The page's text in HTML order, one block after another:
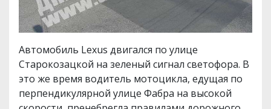
Автомобиль Lexus двигался по улице
Старокозацкой на зеленый сигнал светофора. В
это же время водитель мотоцикла, едущая по
перпендикулярной улице Фабра на высокой